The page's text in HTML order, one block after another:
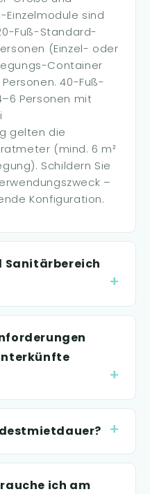
Einzelmodule sind
Fuß-Standard-
(Einzel- oder
Container
40-Fuß-
Personen mit
gelten die
(mind. 6 m²
Schildern Sie
–
Konfiguration.
Sanitärbereich
ich am